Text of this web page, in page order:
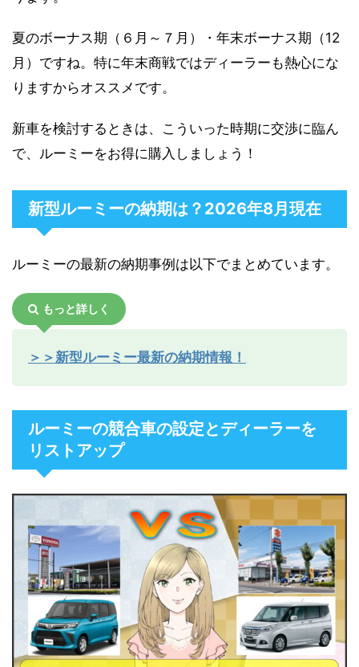
夏のボーナス期（６月～７月）・年末ボーナス期（12
月）ですね。特に年末商戦ではディーラーも熱心にな
りますからオススメです。
新車を検討するときは、こういった時期に交渉に臨ん
で、ルーミーをお得に購入しましょう！
新型ルーミーの納期は？2026年8月現在
ルーミーの最新の納期事例は以下でまとめています。
もっと詳しく
＞＞新型ルーミー最新の納期情報！
ルーミーの競合車の設定とディーラーを
リストアップ